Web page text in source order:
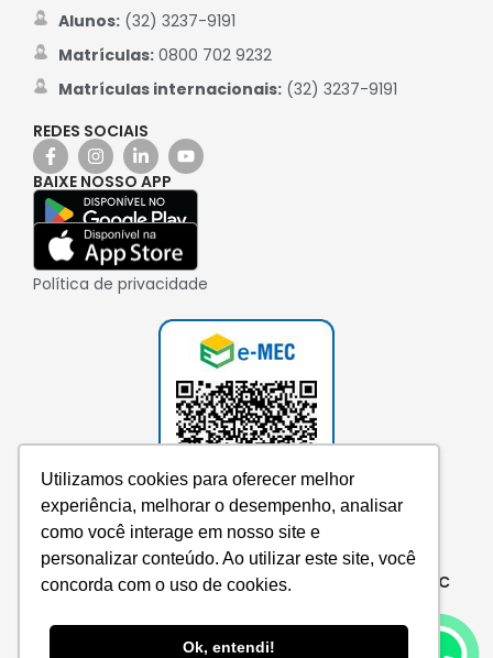
Utilizamos cookies para oferecer melhor
experiência, melhorar o desempenho, analisar
como você interage em nosso site e
personalizar conteúdo. Ao utilizar este site, você
concorda com o uso de cookies.
Ok, entendi!
Alunos:(32) 3237-9191
Matrículas:0800 702 9232
Matrículas internacionais:(32) 3237-9191
REDES SOCIAIS
BAIXE NOSSO APP
Política de privacidade
Consulte aqui o cadastro da instituição no e-MEC